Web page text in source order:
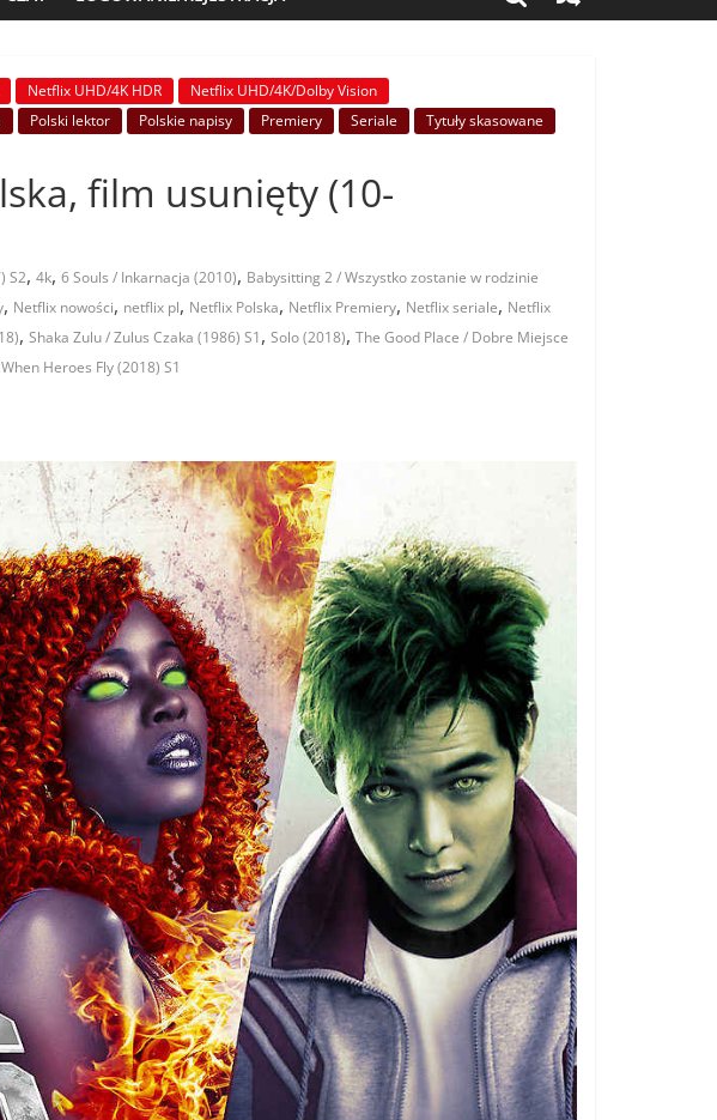
Netflix UHD/4K HDR
Netflix UHD/4K/Dolby Vision
Polski lektor Polskie napisy Premiery Seriale
Tytuły skasowane
film usunięty (10-
S2, 4k, 6 Souls / Inkarnacja (2010), Babysitting 2 / Wszystko zostanie w rodzinie
, Netflix nowości, netflix pl, Netflix Polska, Netflix Premiery, Netflix seriale, Netflix
, Shaka Zulu / Zulus Czaka (1986) S1, Solo (2018), The Good Place / Dobre Miejsce
When Heroes Fly (2018) S1